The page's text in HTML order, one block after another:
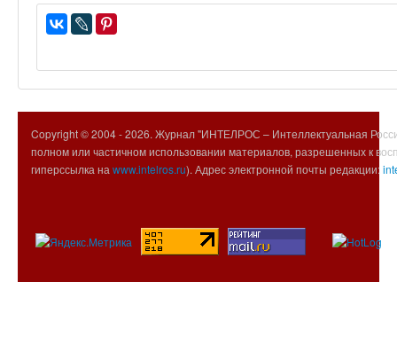
Copyright © 2004 -2026. Журнал "ИНТЕЛРОС – Интеллектуальная
полном или частичном использовании материалов, разрешенных к
гиперссылка на www.intelros.ru). Адрес электронной почты редакции: